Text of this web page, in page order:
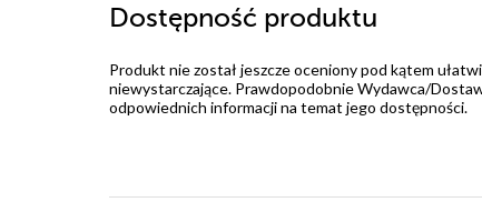
Dostępność produktu
Produkt nie został jeszcze oceniony pod kątem
niewystarczające. Prawdopodobnie Wydawca/
odpowiednich informacji na temat jego dostępności.